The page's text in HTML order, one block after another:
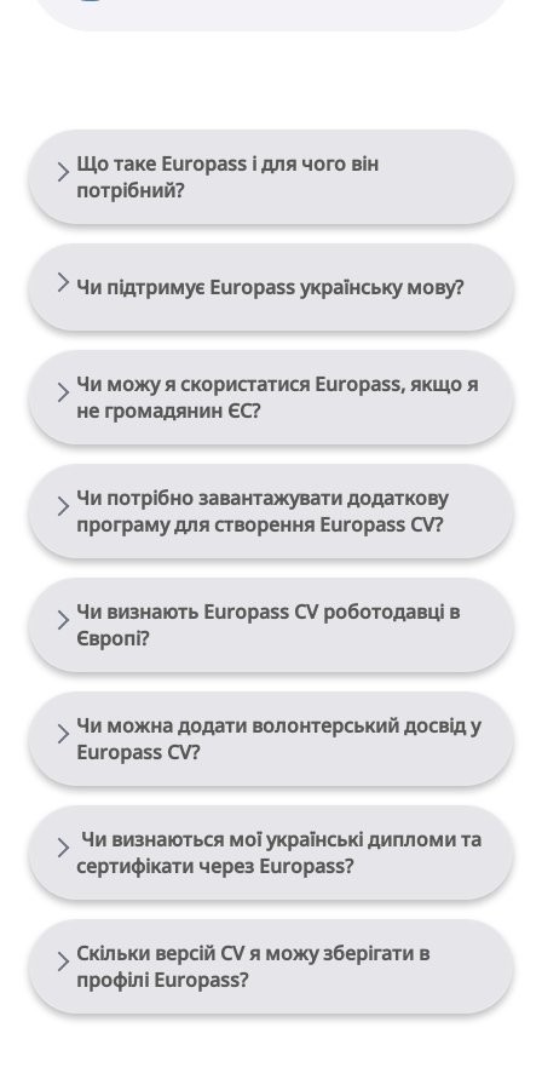
Що таке Europass і для чого він
потрібний?
Europass
Чи підтримує Europass українську мову?
Так.
Чи можу я скористатися Europass, якщо я
не громадянин ЄС?
Так
Чи потрібно завантажувати додаткову
програму для створення Europass CV?
Ні
Чи визнають Europass CV роботодавці в
Європі?
Так
Чи можна додати волонтерський досвід у
Europass CV?
Обов’язково
Чи визнаються мої українські дипломи та
сертифікати через Europass?
Скільки версій CV я можу зберігати в
профілі Europass?